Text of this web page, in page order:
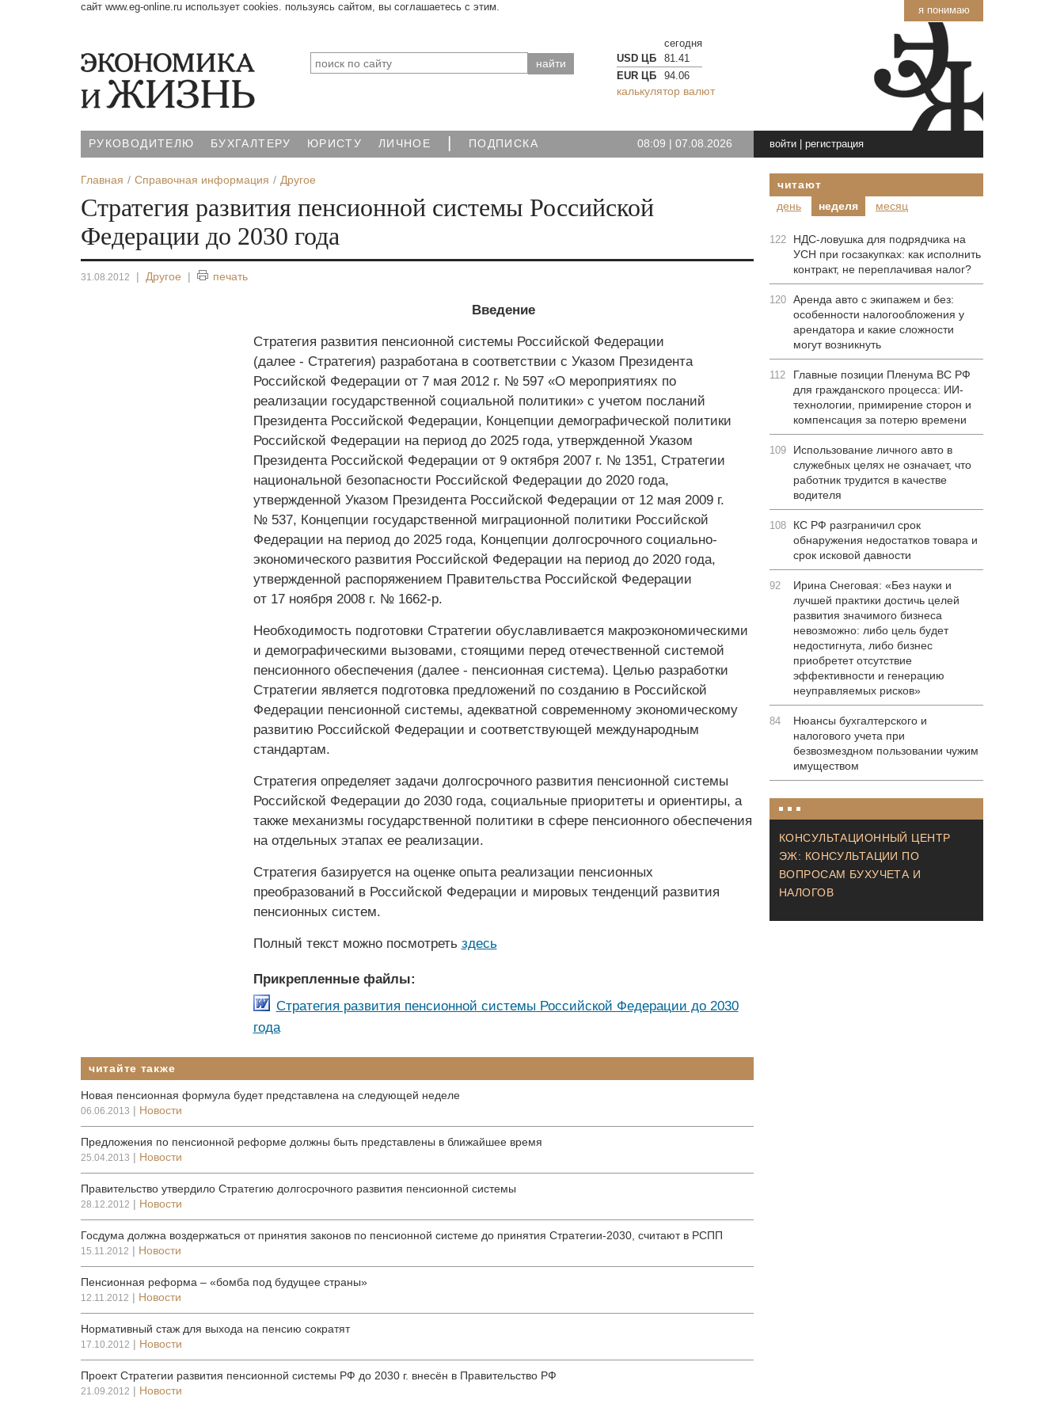
я понимаю
сайт www.eg-online.ru использует cookies. пользуясь сайтом, вы соглашаетесь с этим.
сегодня
USD ЦБ
81.41
EUR ЦБ
94.06
калькулятор валют
РУКОВОДИТЕЛЮ БУХГАЛТЕРУ ЮРИСТУ ЛИЧНОЕ | ПОДПИСКА 08:09 | 07.08.2026 войти| регистрация
Главная Справочная информация Другое
Стратегия развития пенсионной системы Российской
Федерации до 2030 года
31.08.2012 | Другое | печать
Введение
Стратегия развития пенсионной системы Российской Федерации
(далее - Стратегия) разработана в соответствии с Указом Президента
Российской Федерации от 7 мая 2012 г. № 597 «О мероприятиях по
реализации государственной социальной политики» с учетом посланий
Президента Российской Федерации, Концепции демографической политики
Российской Федерации на период до 2025 года, утвержденной Указом
Президента Российской Федерации от 9 октября 2007 г. № 1351, Стратегии
национальной безопасности Российской Федерации до 2020 года,
утвержденной Указом Президента Российской Федерации от 12 мая 2009 г.
№ 537, Концепции государственной миграционной политики Российской
Федерации на период до 2025 года, Концепции долгосрочного социально-
экономического развития Российской Федерации на период до 2020 года,
утвержденной распоряжением Правительства Российской Федерации
от 17 ноября 2008 г. № 1662-р.
Необходимость подготовки Стратегии обуславливается макроэкономическими
и демографическими вызовами, стоящими перед отечественной системой
пенсионного обеспечения (далее - пенсионная система). Целью разработки
Стратегии является подготовка предложений по созданию в Российской
Федерации пенсионной системы, адекватной современному экономическому
развитию Российской Федерации и соответствующей международным
стандартам.
Стратегия определяет задачи долгосрочного развития пенсионной системы
Российской Федерации до 2030 года, социальные приоритеты и ориентиры, а
также механизмы государственной политики в сфере пенсионного обеспечения
на отдельных этапах ее реализации.
Стратегия базируется на оценке опыта реализации пенсионных
преобразований в Российской Федерации и мировых тенденций развития
пенсионных систем.
Полный текст можно посмотреть здесь
Прикрепленные файлы:
Стратегия развития пенсионной системы Российской Федерации до 2030
года
читайте также
Новая пенсионная формула будет представлена на следующей неделе
06.06.2013 | Новости
Предложения по пенсионной реформе должны быть представлены в ближайшее время
25.04.2013 | Новости
Правительство утвердило Стратегию долгосрочного развития пенсионной системы
28.12.2012 | Новости
Госдума должна воздержаться от принятия законов по пенсионной системе до принятия Стратегии-2030, считают в РСПП
15.11.2012 | Новости
Пенсионная реформа – «бомба под будущее страны»
12.11.2012 | Новости
Нормативный стаж для выхода на пенсию сократят
17.10.2012 | Новости
Проект Стратегии развития пенсионной системы РФ до 2030 г. внесён в Правительство РФ
21.09.2012 | Новости
читают
день
неделя месяц
122
НДС-ловушка для подрядчика на
УСН при госзакупках: как исполнить
контракт, не переплачивая налог?
120 Аренда авто с экипажем и без:
особенности налогообложения у
арендатора и какие сложности
могут возникнуть
112
Главные позиции Пленума ВС РФ
для гражданского процесса: ИИ-
технологии, примирение сторон и
компенсация за потерю времени
109
Использование личного авто в
служебных целях не означает, что
работник трудится в качестве
водителя
108
КС РФ разграничил срок
обнаружения недостатков товара и
срок исковой давности
92
Ирина Снеговая: «Без науки и
лучшей практики достичь целей
развития значимого бизнеса
невозможно: либо цель будет
недостигнута, либо бизнес
приобретет отсутствие
эффективности и генерацию
неуправляемых рисков»
84
Нюансы бухгалтерского и
налогового учета при
безвозмездном пользовании чужим
имуществом
КОНСУЛЬТАЦИОННЫЙ ЦЕНТР
ЭЖ: КОНСУЛЬТАЦИИ ПО
ВОПРОСАМ БУХУЧЕТА И
НАЛОГОВ